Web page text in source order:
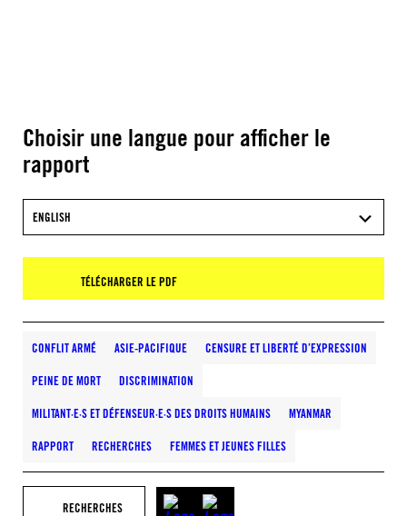
Choisir une langue pour afficher le
rapport
ENGLISH
TÉLÉCHARGER LE PDF
CONFLIT ARMÉ ASIE-PACIFIQUE CENSURE ET LIBERTÉ D’EXPRESSION
PEINE DE MORT DISCRIMINATION
MILITANT·E·S ET DÉFENSEUR·E·S DES DROITS HUMAINS MYANMAR
RAPPORT RECHERCHES FEMMES ET JEUNES FILLES
RECHERCHES